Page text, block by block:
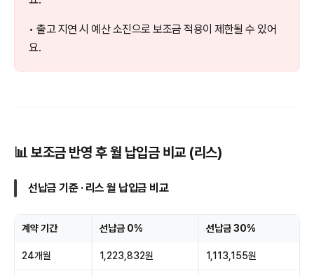
• 출고 지연 시 예산 소진으로 보조금 적용이 제한될 수 있어
요.
📊 보조금 반영 후 월 납입금 비교 (리스)
선납금 기준 · 리스 월 납입금 비교
계약 기간 선납금 0% 선납금 30%
24개월 1,223,832원 1,113,155원